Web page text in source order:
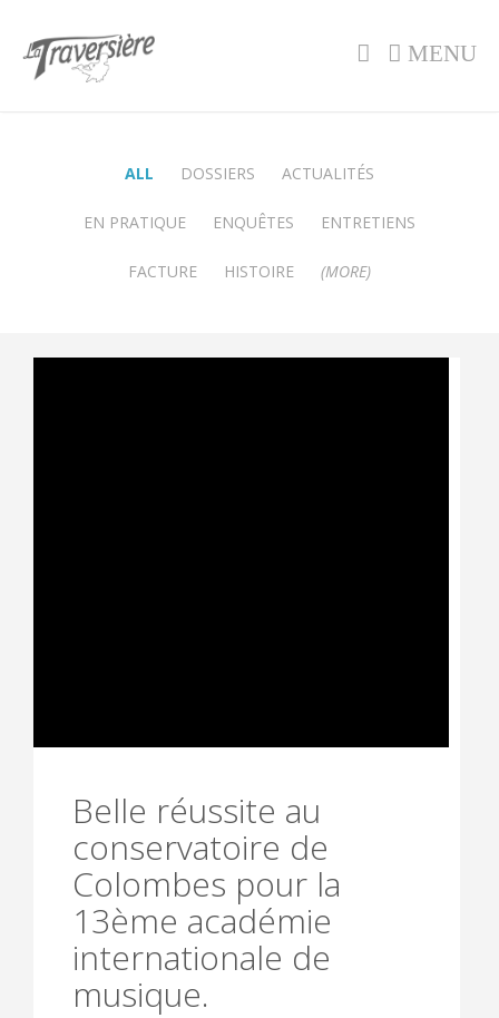
MENU
ALL DOSSIERS ACTUALITÉS
EN PRATIQUE ENQUÊTES ENTRETIENS
FACTURE HISTOIRE (MORE)
Belle réussite au
conservatoire de
Colombes pour la
13ème académie
internationale de
musique.